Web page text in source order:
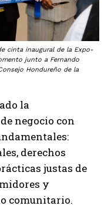
cinta inaugural de la Expo-
junto a Fernando
Hondureño de la
la
negocio con
derechos
justas de
y
comunitario.